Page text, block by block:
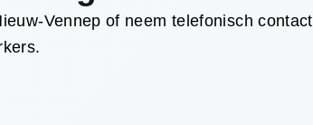
Vennep of neem telefonisch contact